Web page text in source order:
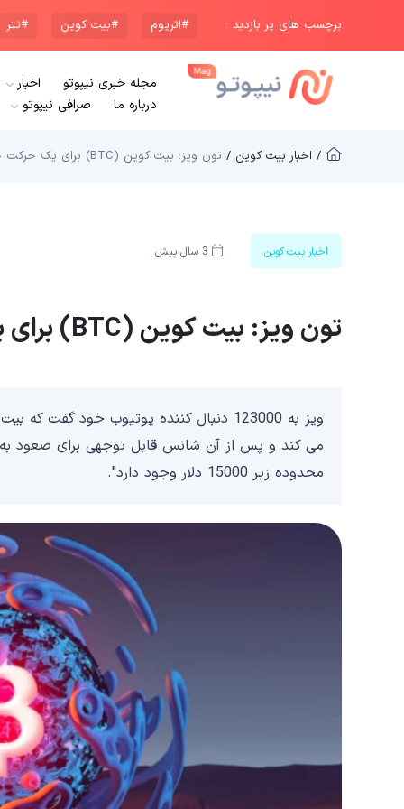
برچسب های پر بازدید : #اتریوم #بیت کوین #تتر
مجله خبری نیپوتو
اخبار
درباره ما
صرافی نیپوتو
/ اخبار بیت کوین / تون ویز: بیت کوین (BTC) برای یک حرکت چشمگیر آماده است
اخبار بیت کوین 3 سال پیش
تون ویز: بیت کوین (BTC) برای یک حرکت چشمگیر آماده است
می کند و پس از آن شانس قابل توجهی برای صعود
محدوده زیر 15000 دلار وجود دارد".